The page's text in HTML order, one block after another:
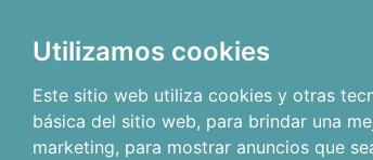
Utilizamos cookies
Este sitio web utiliza cookies y otras
básica del sitio web, para brindar una
marketing, para mostrar anuncios que